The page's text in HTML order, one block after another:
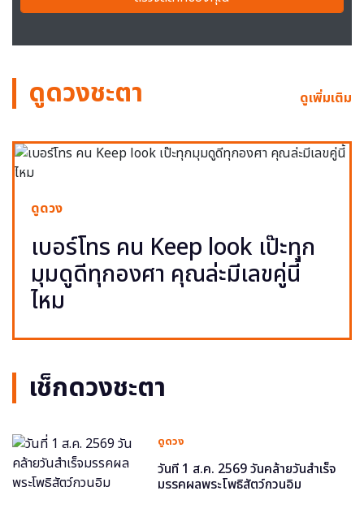
ดูดวงชะตา ดูเพิ่มเติม
ดูดวง
เบอร์โทร คน Keep look เป๊ะทุก
มุมดูดีทุกองศา คุณล่ะมีเลขคู่นี้
ไหม
เช็กดวงชะตา
ดูดวง
วันที่ 1 ส.ค. 2569 วันคล้ายวันสำเร็จ
มรรคผลพระโพธิสัตว์กวนอิม